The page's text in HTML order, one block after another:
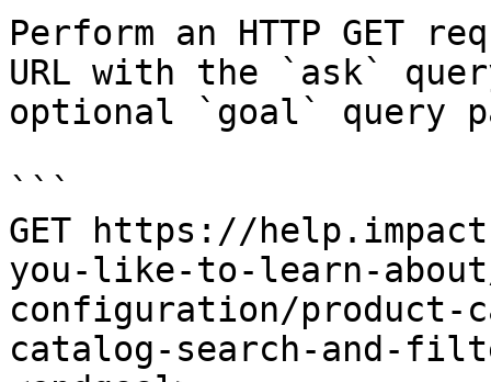
Perform an HTTP GET
URL with the `ask`
optional `goal` query
```
GET https://
you-like-to-learn-
configuration/product-
catalog-search-and-